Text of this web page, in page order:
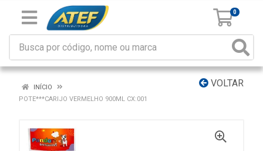
0
VOLTAR
INÍCIO
POTE***CARIJO VERMELHO 900ML CX:001